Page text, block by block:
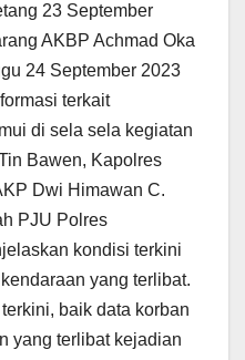
23 September
AKBP Achmad Oka
24 September 2023
terkait
di sela sela kegiatan
Bawen, Kapolres
Dwi Himawan C.
PJU Polres
kondisi terkini
yang terlibat.
baik data korban
yang terlibat kejadian